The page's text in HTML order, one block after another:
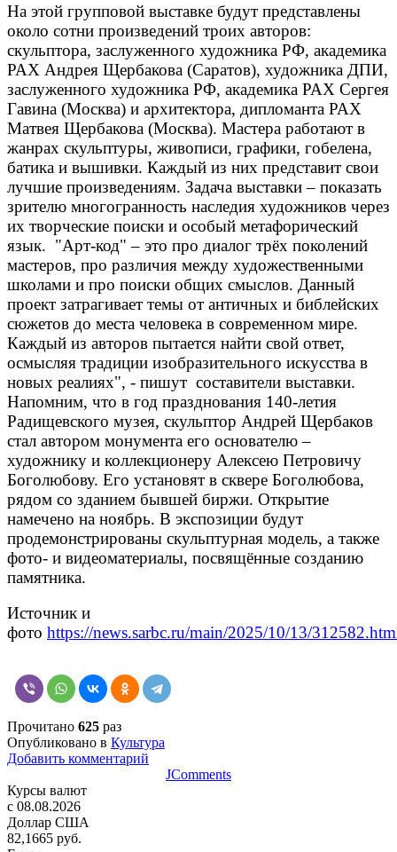
На этой групповой выставке будут представлены
около сотни произведений троих авторов:
скульптора, заслуженного художника РФ, академика
РАХ Андрея Щербакова (Саратов), художника ДПИ,
заслуженного художника РФ, академика РАХ Сергея
Гавина (Москва) и архитектора, дипломанта РАХ
Матвея Щербакова (Москва). Мастера работают в
жанрах скульптуры, живописи, графики, гобелена,
батика и вышивки. Каждый из них представит свои
лучшие произведениям. Задача выставки – показать
зрителю многогранность наследия художников через
их творческие поиски и особый метафорический
язык. "Арт-код" – это про диалог трёх поколений
мастеров, про различия между художественными
школами и про поиски общих смыслов. Данный
проект затрагивает темы от античных и библейских
сюжетов до места человека в современном мире.
Каждый из авторов пытается найти свой ответ,
осмысляя традиции изобразительного искусства в
новых реалиях", - пишут составители выставки.
Напомним, что в год празднования 140-летия
Радищевского музея, скульптор Андрей Щербаков
стал автором монумента его основателю –
художнику и коллекционеру Алексею Петровичу
Боголюбову. Его установят в сквере Боголюбова,
рядом со зданием бывшей биржи. Открытие
намечено на ноябрь. В экспозиции будут
продемонстрированы скульптурная модель, а также
фото- и видеоматериалы, посвящённые созданию
памятника.
Источник и
фото https://news.sarbc.ru/main/2025/10/13/
Прочитано 625 раз
Опубликовано в Культура
Добавить комментарий
JComments
Курсы валют
c 08.08.2026
Доллар США
82,1665 руб.